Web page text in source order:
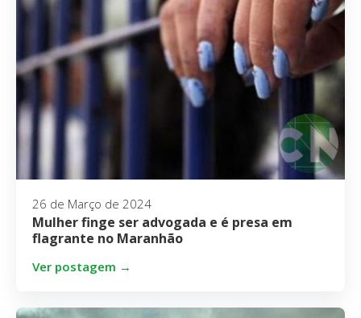
26 de Março de 2024
Mulher finge ser advogada e é presa em
flagrante no Maranhão
Ver postagem →